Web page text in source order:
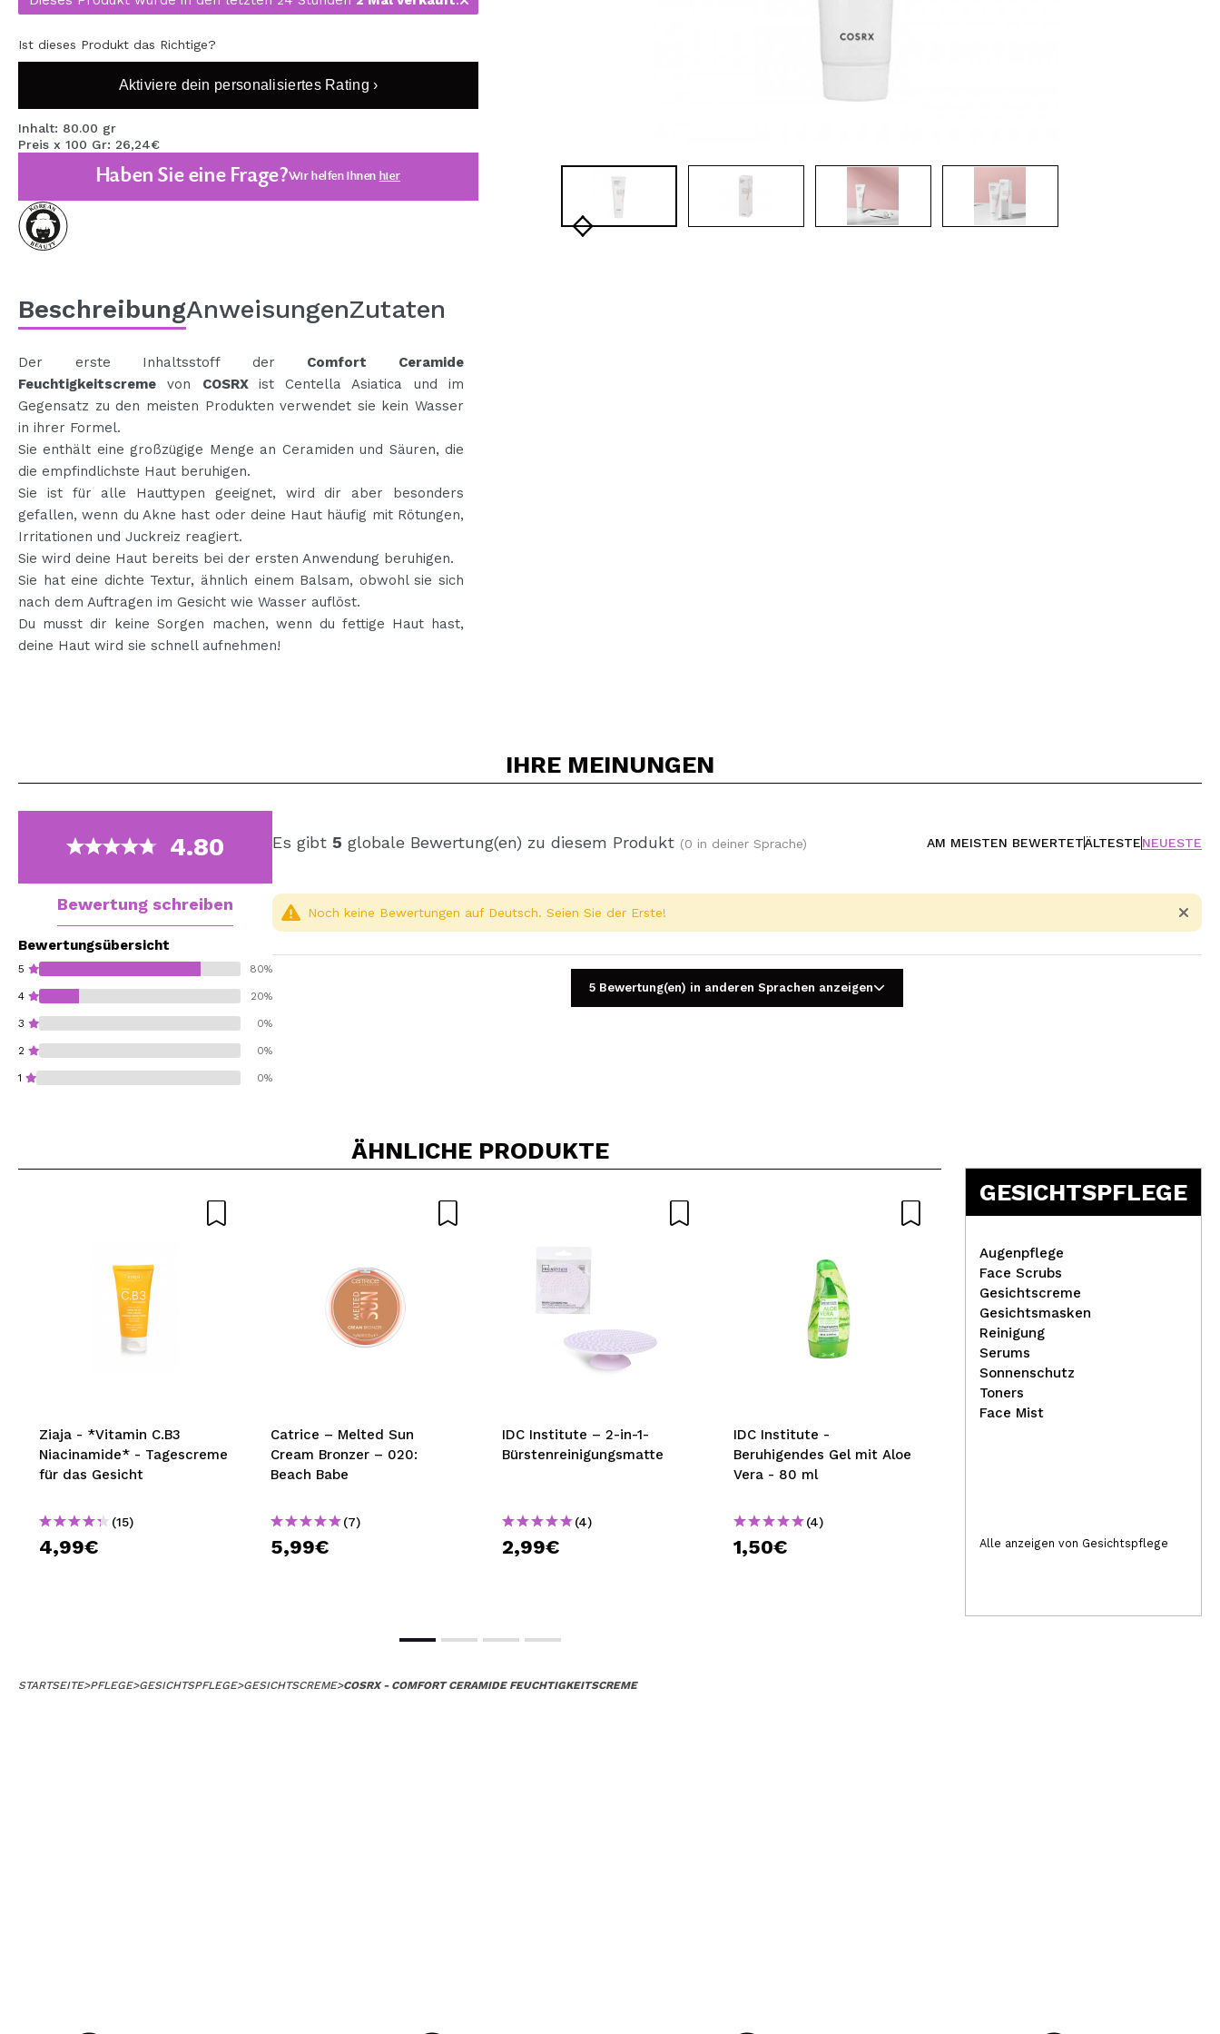
MAQUIFARMA
KOREA ZONE
TRAVEL SIZE
NATURE
SPECIALS
OUTLET
BALD VERFÜGBAR
BLOG
BENUTZERKONTO ERSTELLEN
Ist dieses Produkt das Richtige?
Aktiviere dein personalisiertes Rating ›
Inhalt: 80.00 gr
Preis x 100 Gr: 26,24€
Haben Sie eine Frage?Wir helfen Ihnen hier
BeschreibungAnweisungenZutaten
Der erste Inhaltsstoff der Comfort Ceramide
Feuchtigkeitscreme von COSRX ist Centella Asiatica und im
Gegensatz zu den meisten Produkten verwendet sie kein Wasser
in ihrer Formel.
Sie enthält eine großzügige Menge an Ceramiden und Säuren, die
die empfindlichste Haut beruhigen.
Sie ist für alle Hauttypen geeignet, wird dir aber besonders
gefallen, wenn du Akne hast oder deine Haut häufig mit Rötungen,
Irritationen und Juckreiz reagiert.
Sie wird deine Haut bereits bei der ersten Anwendung beruhigen.
Sie hat eine dichte Textur, ähnlich einem Balsam, obwohl sie sich
nach dem Auftragen im Gesicht wie Wasser auflöst.
Du musst dir keine Sorgen machen, wenn du fettige Haut hast,
deine Haut wird sie schnell aufnehmen!
IHRE MEINUNGEN
4.80
Bewertung schreiben
Bewertungsübersicht
5 80%
4 20%
3 0%
2 0%
1 0%
Es gibt 5 globale Bewertung(en) zu diesem Produkt (0 in deiner Sprache) AM MEISTEN BEWERTETÄLTESTENEUESTE
Noch keine Bewertungen auf Deutsch. Seien Sie der Erste!
5 Bewertung(en) in anderen Sprachen anzeigen
ÄHNLICHE PRODUKTE
Ziaja - *Vitamin C.B3
Niacinamide* - Tagescreme
für das Gesicht
(15)
4,99€
Catrice – Melted Sun
Cream Bronzer – 020:
Beach Babe
(7)
5,99€
IDC Institute – 2-in-1-
Bürstenreinigungsmatte
(4)
2,99€
IDC Institute -
Beruhigendes Gel mit Aloe
Vera - 80 ml
(4)
1,50€
Arganour - Haarserum 50ml
- Alle Haartypen
8,95€
GESICHTSPFLEGE
Augenpflege
Face Scrubs
Gesichtscreme
Gesichtsmasken
Reinigung
Serums
Sonnenschutz
Toners
Face Mist
Alle anzeigen von Gesichtspflege
STARTSEITE>PFLEGE>GESICHTSPFLEGE>GESICHTSCREME>COSRX - COMFORT CERAMIDE FEUCHTIGKEITSCREME